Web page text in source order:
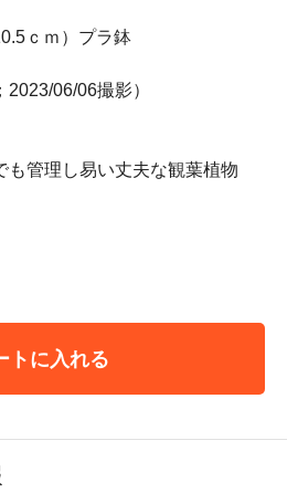
ｃｍ）プラ鉢
2023/06/06撮影）
も管理し易い丈夫な観葉植物
トに入れる